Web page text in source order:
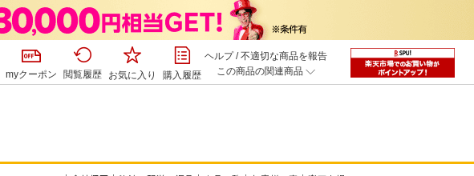
myクーポン 閲覧履歴 お気に入り 購入履歴
ヘルプ/不適切な商品を報告
この商品の関連商品